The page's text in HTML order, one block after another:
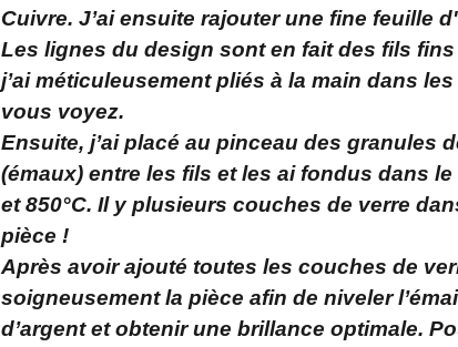
Cuivre. J’ai ensuite rajouter une fine feuille
Les lignes du design sont en fait des fils fins
j’ai méticuleusement pliés à la main dans
vous voyez.
Ensuite, j’ai placé au pinceau des granules
(émaux) entre les fils et les ai fondus dans
et 850°C. Il y plusieurs couches de verre
pièce !
Après avoir ajouté toutes les couches de
soigneusement la pièce afin de niveler
d’argent et obtenir une brillance optimale.